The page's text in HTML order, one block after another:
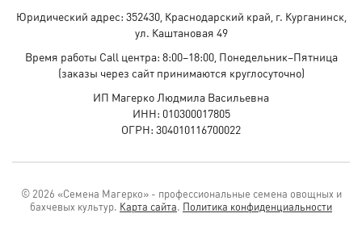
Юридический адрес: 352430, Краснодарский край, г. Курганинск,
ул. Каштановая 49
Время работы Call центра: 8:00–18:00, Понедельник–Пятница
(заказы через сайт принимаются круглосуточно)
ИП Магерко Людмила Васильевна
ИНН: 010300017805
ОГРН: 304010116700022
© 2026 «Семена Магерко» - профессиональные семена овощных и
бахчевых культур. Карта сайта. Политика конфиденциальности